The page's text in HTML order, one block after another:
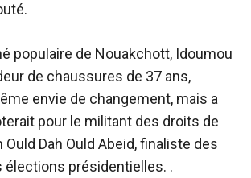
populaire de Nouakchott, Idoumou
de chaussures de 37 ans,
envie de changement, mais a
pour le militant des droits de
Ould Dah Ould Abeid, finaliste des
élections présidentielles. .